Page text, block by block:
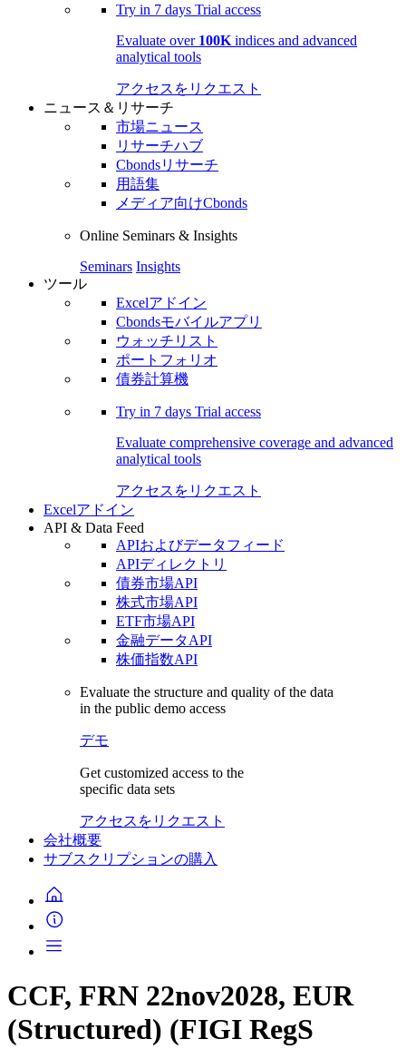
Try in 7 days Trial access
Evaluate over 100K indices and advanced
analytical tools
アクセスをリクエスト
ニュース＆リサーチ
市場ニュース
リサーチハブ
Cbondsリサーチ
用語集
メディア向けCbonds
Online Seminars & Insights
Seminars Insights
ツール
Excelアドイン
Cbondsモバイルアプリ
ウォッチリスト
ポートフォリオ
債券計算機
Try in 7 days Trial access
Evaluate comprehensive coverage and advanced
analytical tools
アクセスをリクエスト
Excelアドイン
API & Data Feed
APIおよびデータフィード
APIディレクトリ
債券市場API
株式市場API
ETF市場API
金融データAPI
株価指数API
Evaluate the structure and quality of the data
in the public demo access
デモ
Get customized access to the
specific data sets
アクセスをリクエスト
会社概要
サブスクリプションの購入
CCF, FRN 22nov2028, EUR
(Structured) (FIGI RegS